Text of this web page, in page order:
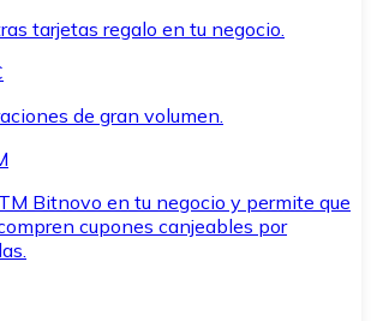
tarjetas regalo en tu negocio.
de gran volumen.
Bitnovo en tu negocio y permite que
cupones canjeables por